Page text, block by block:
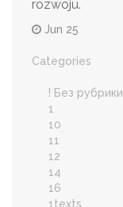
rozwoju.
Jun 25
Categories
! Без рубрики
1
10
11
12
14
16
1texts